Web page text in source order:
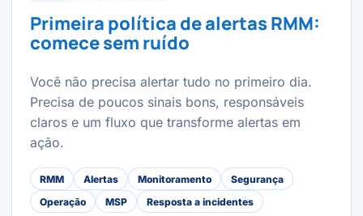
Primeira política de alertas RMM:
comece sem ruído
Você não precisa alertar tudo no primeiro dia.
Precisa de poucos sinais bons, responsáveis
claros e um fluxo que transforme alertas em
ação.
RMM Alertas Monitoramento
Segurança
Operação
MSP Resposta a incidentes